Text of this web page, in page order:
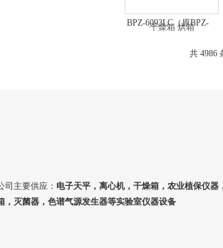
BPZ-6093LC（原BPZ-
一恒 微电脑数控共 4986
司主要供应： 电子天平，离心机，干燥箱，农业植保仪器
，灭菌器，色谱气源发生器等实验室仪器设备